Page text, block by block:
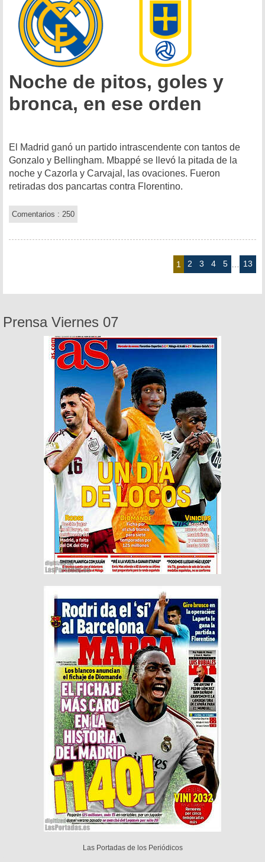
Noche de pitos, goles y
bronca, en ese orden
El Madrid ganó un partido intrascendente con tantos de
Gonzalo y Bellingham. Mbappé se llevó la pitada de la
noche y Cazorla y Carvajal, las ovaciones. Fueron
retiradas dos pancartas contra Florentino.
Comentarios : 250
1 2 3 4 5 13
Prensa Viernes 07
Las Portadas de los Periódicos